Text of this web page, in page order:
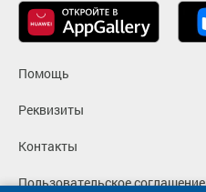
Помощь
Реквизиты
Контакты
Пользовательское соглашение